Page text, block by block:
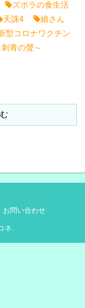
ズボラの食生活
天誅4
娘さん
型コロナワクチン
青の聲～
お問い合わせ
ネ.